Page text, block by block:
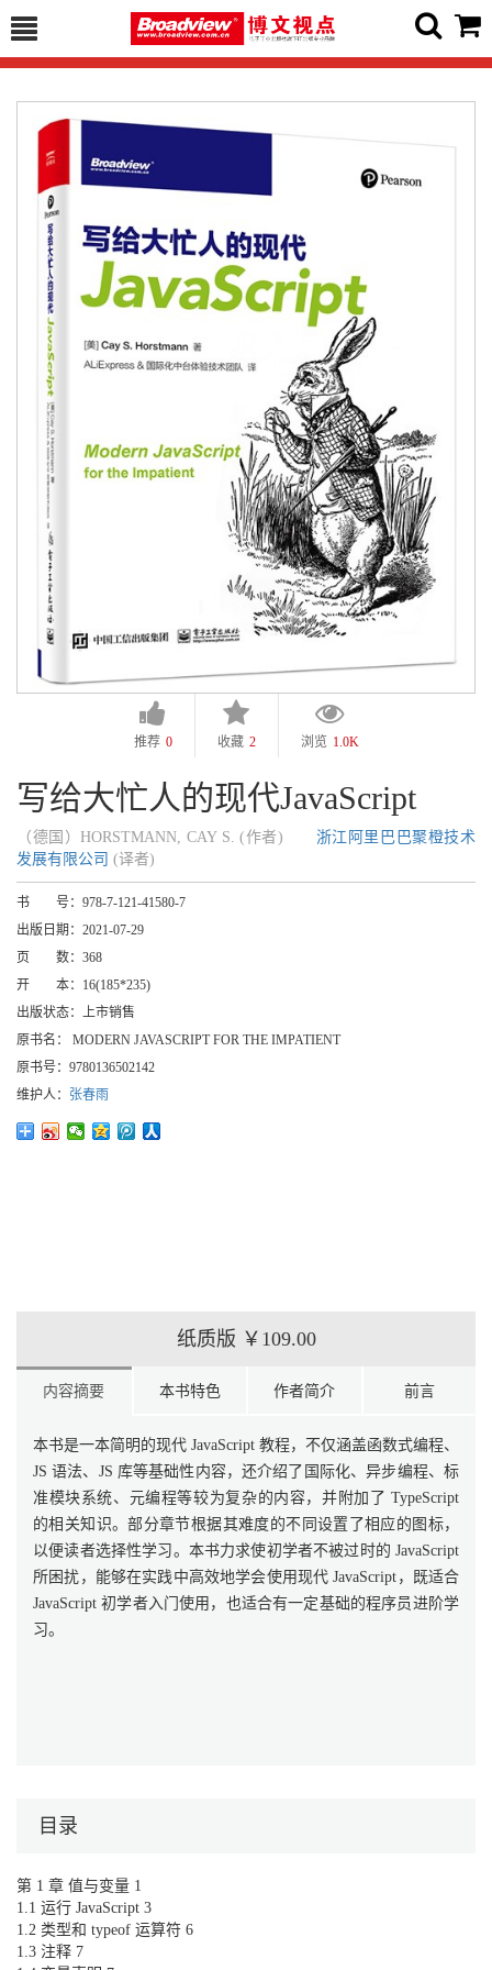
推荐 0 收藏 2 浏览 1.0K
写给大忙人的现代JavaScript
（德国）HORSTMANN, CAY S. (作者)
浙江阿里巴巴聚橙技术
发展有限公司 (译者)
书 号： 978-7-121-41580-7
出版日期： 2021-07-29
页 数： 368
开 本： 16(185*235)
出版状态： 上市销售
原书名：
MODERN JAVASCRIPT FOR THE IMPATIENT
原书号： 9780136502142
维护人： 张春雨
纸质版 ￥109.00
内容摘要 本书特色 作者简介 前言
本书是一本简明的现代 JavaScript 教程，不仅涵盖函数式编程、
JS 语法、JS 库等基础性内容，还介绍了国际化、异步编程、标
准模块系统、元编程等较为复杂的内容，并附加了 TypeScript
的相关知识。部分章节根据其难度的不同设置了相应的图标，
以便读者选择性学习。本书力求使初学者不被过时的 JavaScript
所困扰，能够在实践中高效地学会使用现代 JavaScript，既适合
JavaScript 初学者入门使用，也适合有一定基础的程序员进阶学
习。
目录
第 1 章 值与变量 1
1.1 运行 JavaScript 3
1.2 类型和 typeof 运算符 6
1.3 注释 7